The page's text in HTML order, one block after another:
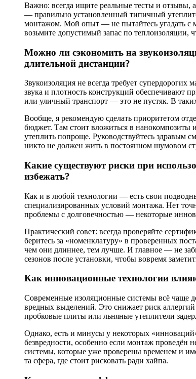
Важно: всегда ищите реальные тесты и отзывы,
— правильно установленный типичный
монтажом. Мой опыт — не пытайтесь угадать с
возьмите допустимый запас по теплоизоляции,
Можно ли сэкономить на
длительной дистанции?
Звукоизоляция не всегда требует супердорогих
звука и плотность конструкций обеспечивают
или уличный транспорт — это не пустяк. В
Вообще, я рекомендую сделать приоритетом
бюджет. Там стоит вложиться в
утеплить попроще. Руководствуйтесь здравым
никто не должен жить в постоянном шумовом
Какие существуют риски при
избежать?
Как и в любой технологии — есть свои
специализированных условий монтажа. Нет
проблемы с долговечностью — некоторые
Практический совет: всегда проверяйте
беритесь за «номенклатуру» в проверенных
чем они длиннее, тем лучше. И главное — не
сезонов после установки, чтобы вовремя
Как инновационные технологии
Современные изоляционные системы всё чаще
вредных выделений. Это снижает риск
пробковые плиты или льняные утеплители
Однако, есть и минусы у некоторых
безвредности, особенно если монтаж проведён
системы, которые уже проверены временем и
та сфера, где стоит рисковать ради хайпа.